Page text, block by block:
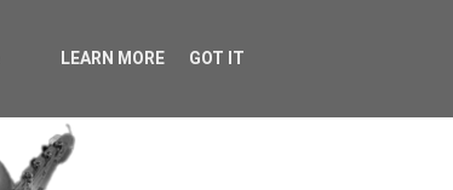
LEARN MORE GOT IT